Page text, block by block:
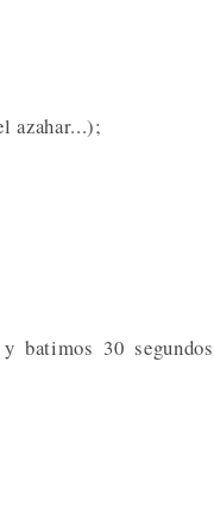
azahar...);
batimos 30